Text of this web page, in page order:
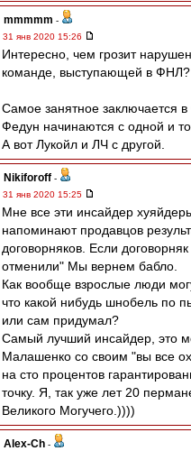
mmmmm -
31 янв 2020 15:26
Интересно, чем грозит
команде, выступающей в ФНЛ?
Самое занятное заключается
Федун начинаются с одной и
А вот Лукойл и ЛЧ с другой.
Nikiforoff -
31 янв 2020 15:25
Мне все эти инсайдер
напоминают продавцов
договорняков. Если
отменили" Мы вернем бабло.
Как вообще взрослые люди
что какой нибудь шнобель по
или сам придумал?
Самый лучший инсайдер, это
Малашенко со своим "вы все
на сто процентов
точку. Я, так уже лет 20
Великого Могучего.))))
Alex-Ch -